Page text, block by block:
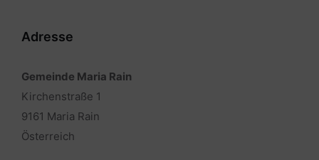
Adresse
Gemeinde Maria Rain
Kirchenstraße 1
9161 Maria Rain
Österreich